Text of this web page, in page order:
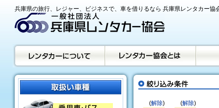
兵庫県の旅行、レジャー、ビジネスで、車を借りるなら 兵庫県レンタカー協
(解除)
(解除)